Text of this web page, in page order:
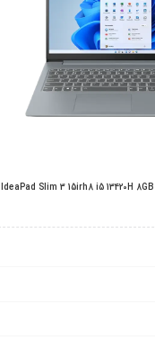
لپ تاپ لنوو 15.6 اینچی مدل IdeaPad Slim 3 15irh8 i5 13420H 8GB